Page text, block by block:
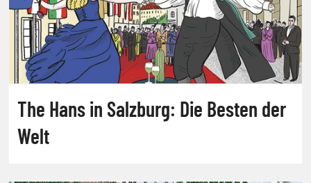
The Hans in Salzburg: Die Besten der
Welt